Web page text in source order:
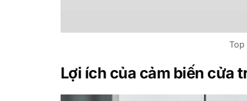
Top
Lợi ích của cảm biến cửa